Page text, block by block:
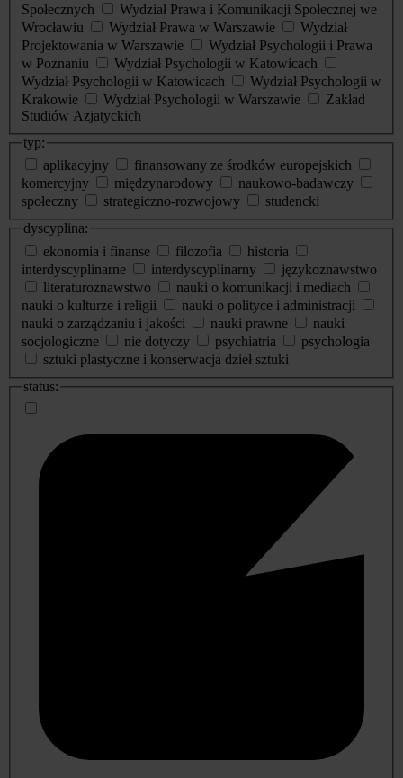
Społecznych
Wydział Prawa i Komunikacji Społecznej we
Wrocławiu
Wydział Prawa w Warszawie
Wydział
Projektowania w Warszawie
Wydział Psychologii i Prawa
w Poznaniu
Wydział Psychologii w Katowicach
Wydział Psychologii w Katowicach
Wydział Psychologii w
Krakowie
Wydział Psychologii w Warszawie
Zakład
Studiów Azjatyckich
typ:
aplikacyjny
finansowany ze środków europejskich
komercyjny
międzynarodowy
naukowo-badawczy
społeczny
strategiczno-rozwojowy
studencki
dyscyplina:
ekonomia i finanse
filozofia
historia
interdyscyplinarne
interdyscyplinarny
językoznawstwo
literaturoznawstwo
nauki o komunikacji i mediach
nauki o kulturze i religii
nauki o polityce i administracji
nauki o zarządzaniu i jakości
nauki prawne
nauki
socjologiczne
nie dotyczy psychiatria
psychologia
sztuki plastyczne i konserwacja dzieł sztuki
status: